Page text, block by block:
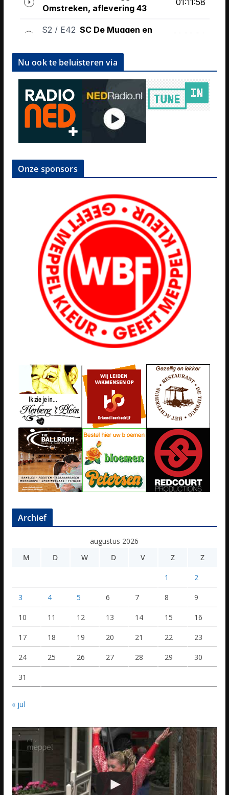
Nu ook te beluisteren via
Onze sponsors
Archief
augustus 2026
M
D W D V Z Z
1 2
3 4 5 6 7 8 9
10 11 12 13 14 15 16
17 18 19 20 21 22 23
24 25 26 27 28 29 30
31
« jul